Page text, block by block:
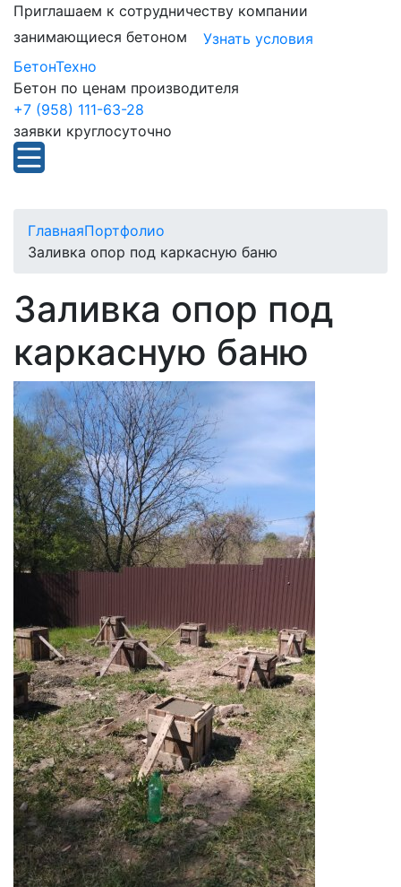
Приглашаем к сотрудничеству компании
занимающиеся бетоном
Узнать условия
БетонТехно
Бетон по ценам производителя
+7 (958) 111-63-28
заявки круглосуточно
ГлавнаяПортфолио
Заливка опор под каркасную баню
Заливка опор под
каркасную баню